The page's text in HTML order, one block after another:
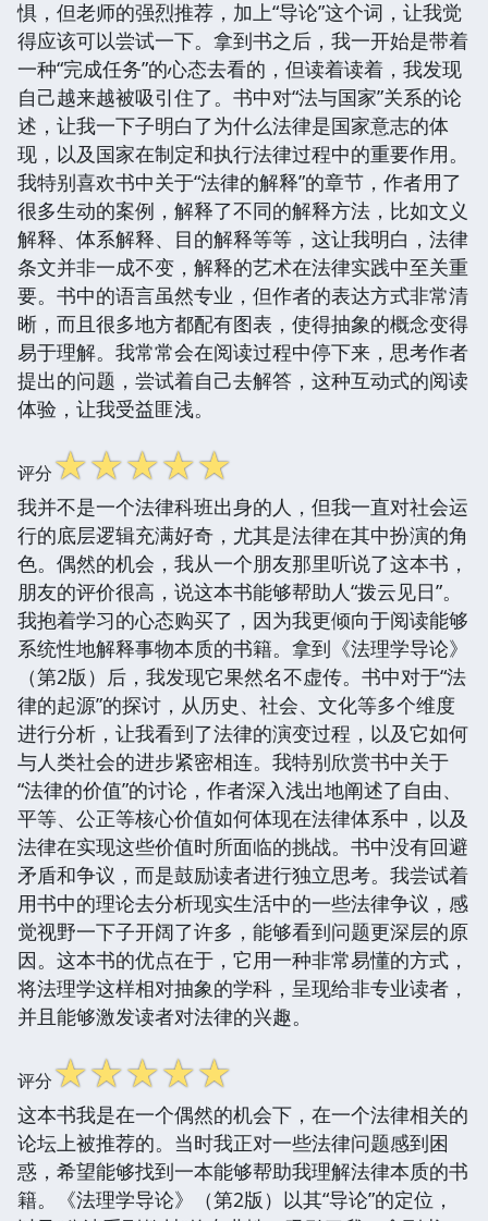
惧，但老师的强烈推荐，加上“导论”这个词，让我觉
得应该可以尝试一下。拿到书之后，我一开始是带着
一种“完成任务”的心态去看的，但读着读着，我发现
自己越来越被吸引住了。书中对“法与国家”关系的论
述，让我一下子明白了为什么法律是国家意志的体
现，以及国家在制定和执行法律过程中的重要作用。
我特别喜欢书中关于“法律的解释”的章节，作者用了
很多生动的案例，解释了不同的解释方法，比如文义
解释、体系解释、目的解释等等，这让我明白，法律
条文并非一成不变，解释的艺术在法律实践中至关重
要。书中的语言虽然专业，但作者的表达方式非常清
晰，而且很多地方都配有图表，使得抽象的概念变得
易于理解。我常常会在阅读过程中停下来，思考作者
提出的问题，尝试着自己去解答，这种互动式的阅读
体验，让我受益匪浅。
评分☆☆☆☆☆
我并不是一个法律科班出身的人，但我一直对社会运
行的底层逻辑充满好奇，尤其是法律在其中扮演的角
色。偶然的机会，我从一个朋友那里听说了这本书，
朋友的评价很高，说这本书能够帮助人“拨云见日”。
我抱着学习的心态购买了，因为我更倾向于阅读能够
系统性地解释事物本质的书籍。拿到《法理学导论》
（第2版）后，我发现它果然名不虚传。书中对于“法
律的起源”的探讨，从历史、社会、文化等多个维度
进行分析，让我看到了法律的演变过程，以及它如何
与人类社会的进步紧密相连。我特别欣赏书中关于
“法律的价值”的讨论，作者深入浅出地阐述了自由、
平等、公正等核心价值如何体现在法律体系中，以及
法律在实现这些价值时所面临的挑战。书中没有回避
矛盾和争议，而是鼓励读者进行独立思考。我尝试着
用书中的理论去分析现实生活中的一些法律争议，感
觉视野一下子开阔了许多，能够看到问题更深层的原
因。这本书的优点在于，它用一种非常易懂的方式，
将法理学这样相对抽象的学科，呈现给非专业读者，
并且能够激发读者对法律的兴趣。
评分☆☆☆☆☆
这本书我是在一个偶然的机会下，在一个法律相关的
论坛上被推荐的。当时我正对一些法律问题感到困
惑，希望能够找到一本能够帮助我理解法律本质的书
籍。《法理学导论》（第2版）以其“导论”的定位，